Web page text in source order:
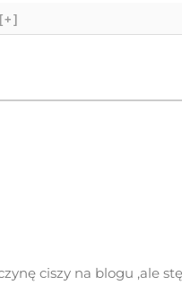
[+]
ciszy na blogu ,ale